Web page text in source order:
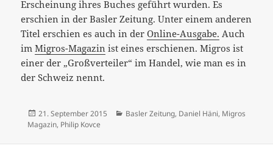
Erscheinung ihres Buches geführt wurden. Es
erschien in der Basler Zeitung. Unter einem anderen
Titel erschien es auch in derOnline-Ausgabe. Auch
imMigros-Magazin ist eines erschienen. Migros ist
einer der „Großverteiler“ im Handel, wie man es in
der Schweiz nennt.
Veröffentlicht
am
21. September 2015 Kategorien
Basler Zeitung, Daniel Häni, Migros
Magazin, Philip Kovce